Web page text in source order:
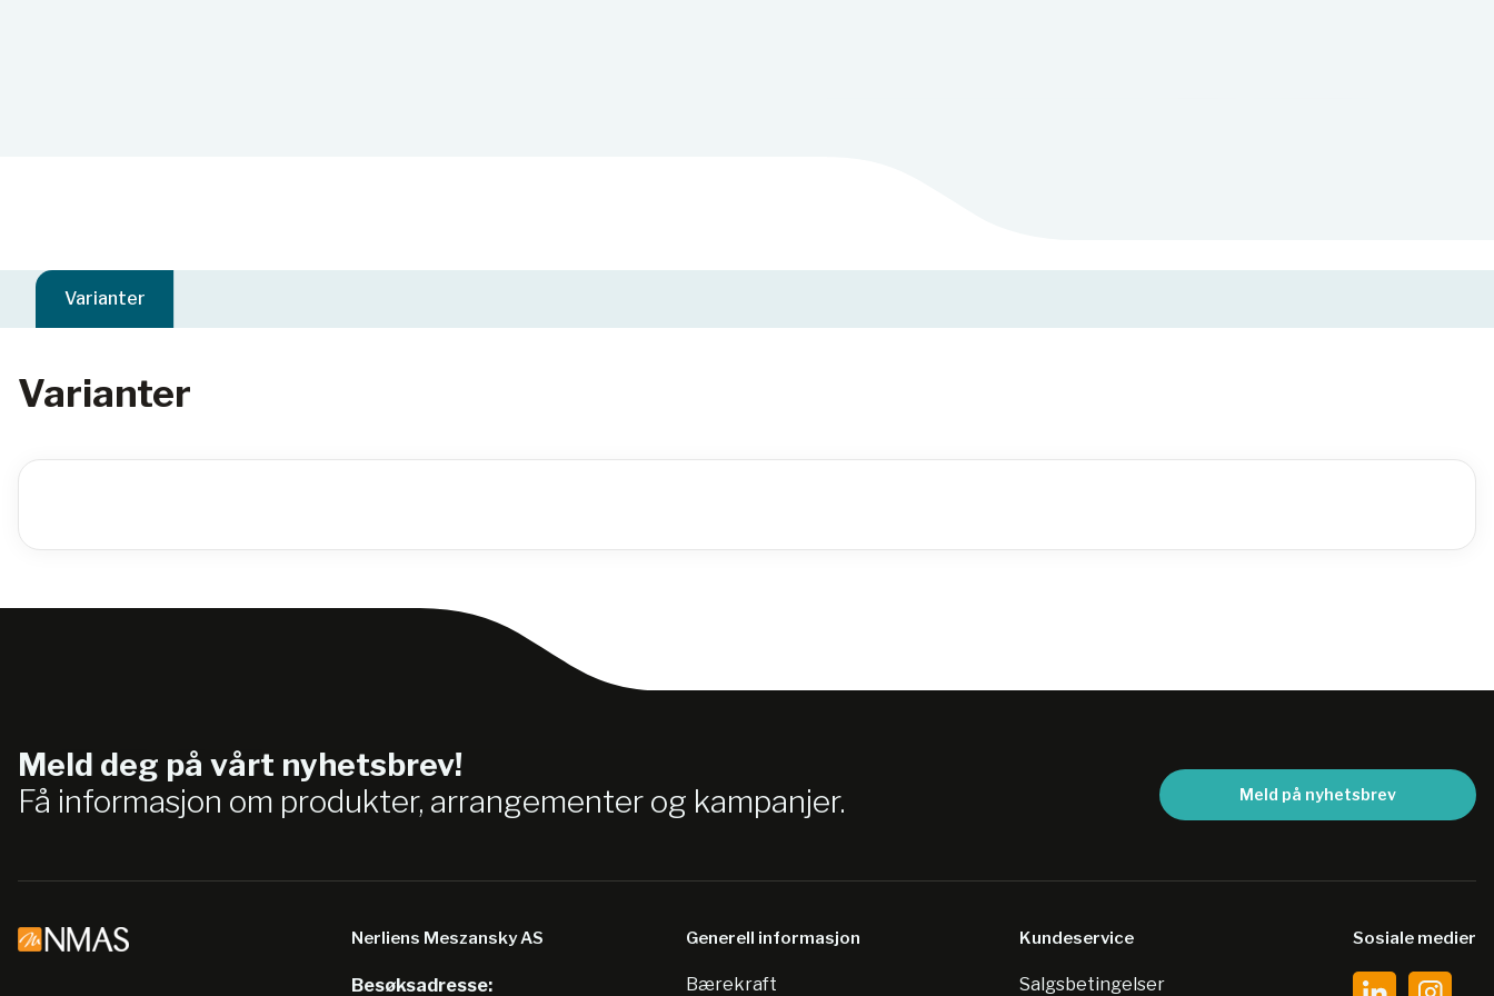
Varianter
Varianter
Meld deg på vårt nyhetsbrev!
Få informasjon om produkter, arrangementer og kampanjer.
Meld på nyhetsbrev
Nerliens Meszansky AS
Besøksadresse:
Generell informasjon
Bærekraft
Kundeservice
Salgsbetingelser
Sosiale medier